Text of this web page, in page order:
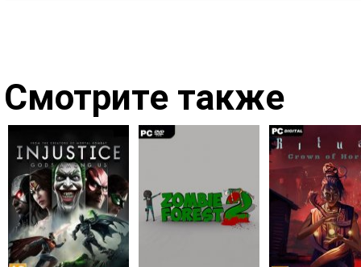
Смотрите также